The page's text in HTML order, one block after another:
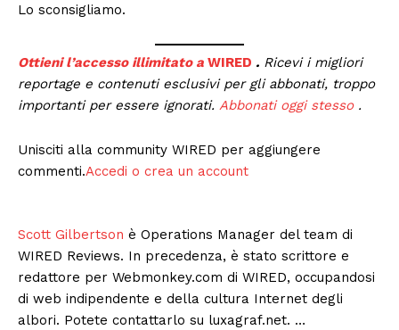
AREEINTERNE
Canale TV 70/80/90
CONTENUTI
ECONOMIA
Lo sconsigliamo.
Ottieni l’accesso illimitato a WIRED . Ricevi i migliori
reportage e contenuti esclusivi per gli abbonati, troppo
importanti per essere ignorati. Abbonati oggi stesso.
Unisciti alla community WIRED per aggiungere
commenti.Accedi o crea un account
Scott Gilbertson è Operations Manager del team di
WIRED Reviews. In precedenza, è stato scrittore e
redattore per Webmonkey.com di WIRED, occupandosi
di web indipendente e della cultura Internet degli
albori. Potete contattarlo su luxagraf.net. …